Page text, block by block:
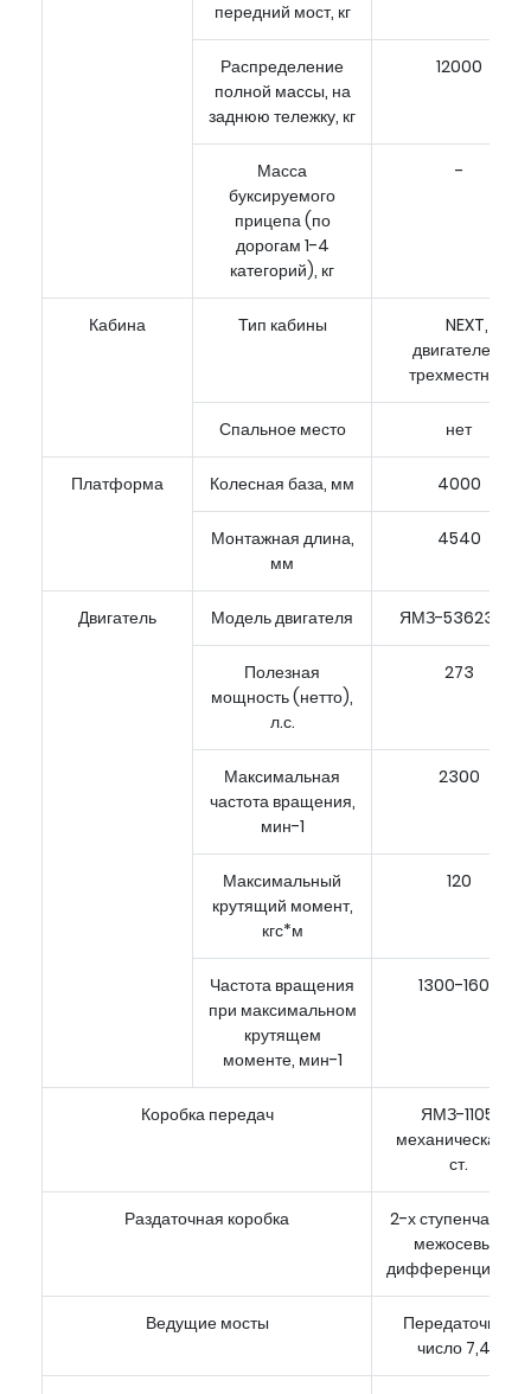
передний мост, кг
Распределение
полной массы, на
заднюю тележку, кг
12000
Масса
буксируемого
прицепа (по
дорогам 1-4
категорий), кг
-
Кабина Тип кабины
NEXT, за
двигателем,
трехместная
Спальное место нет
Платформа Колесная база, мм 4000
Монтажная длина,
мм
4540
Двигатель Модель двигателя ЯМЗ-53623-10
Полезная
мощность (нетто),
л.с.
273
Максимальная
частота вращения,
мин-1
2300
Максимальный
крутящий момент,
кгс*м
120
Частота вращения
при максимальном
крутящем
моменте, мин-1
1300-1600
Коробка передач
ЯМЗ-1105,
механическая, 5
ст.
Раздаточная коробка
2-х ступенчатая с
межосевым
дифференциалом
Ведущие мосты
Передаточное
число 7,49